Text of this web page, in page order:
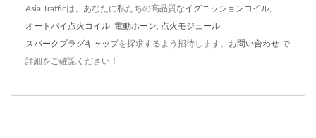
Asia Trafficは、あなたに私たちの高品質なイグニッションコイル
オートバイ点火コイル 電動ホーン 点火モジュール
スパークプラグキャップを探求するよう招待します。 お問い合わせ で
詳細をご確認ください！